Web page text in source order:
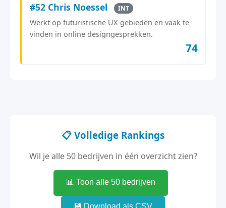
#52 Chris Noessel INT
Werkt op futuristische UX-gebieden en vaak te
vinden in online designgesprekken.
74
📋 Volledige Rankings
Wil je alle 50 bedrijven in één overzicht zien?
📊 Toon alle 50 bedrijven
💾 Download als CSV